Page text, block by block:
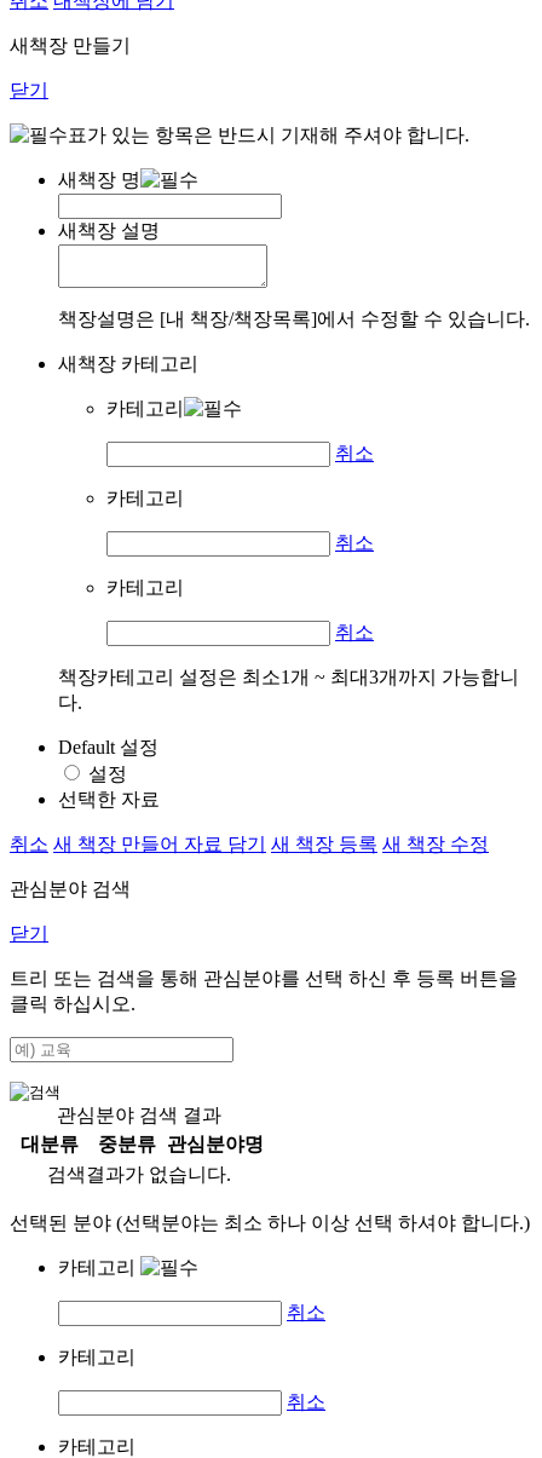
새책장 만들기
닫기
표가 있는 항목은 반드시 기재해 주셔야 합니다.
새책장 명
새책장 설명
책장설명은 [내 책장/책장목록]에서 수정할 수 있습니다.
새책장 카테고리
카테고리
취소
카테고리
취소
카테고리
취소
책장카테고리 설정은 최소1개 ~ 최대3개까지 가능합니
다.
Default 설정
설정
선택한 자료
취소 새 책장 만들어 자료 담기 새 책장 등록 새 책장 수정
관심분야 검색
닫기
트리 또는 검색을 통해 관심분야를 선택 하신 후 등록 버튼을
클릭 하십시오.
관심분야 검색 결과
대분류
중분류
관심분야명
검색결과가 없습니다.
선택된 분야 (선택분야는 최소 하나 이상 선택 하셔야 합니다.)
카테고리
취소
카테고리
취소
카테고리